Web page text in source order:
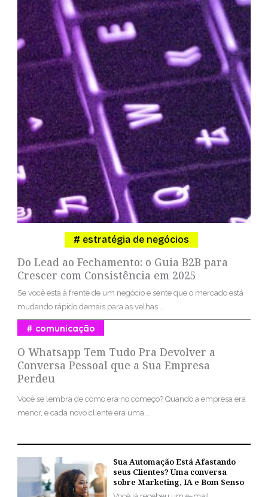
Do Lead ao Fechamento: o Guia B2B para
Crescer com Consistência em 2025
estratégia de negócios
Se você está à frente de um negócio e sente que o mercado está
mudando rápido demais para as velhas...
O Whatsapp Tem Tudo Pra Devolver a
Conversa Pessoal que a Sua Empresa
Perdeu
comunicação
Você se lembra de como era no começo? Quando a empresa era
menor, e cada novo cliente era uma...
Sua Automação Está Afastando
seus Clientes? Uma conversa
sobre Marketing, IA e Bom Senso